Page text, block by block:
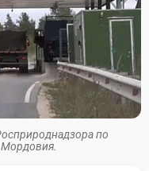
по
Мордовия.